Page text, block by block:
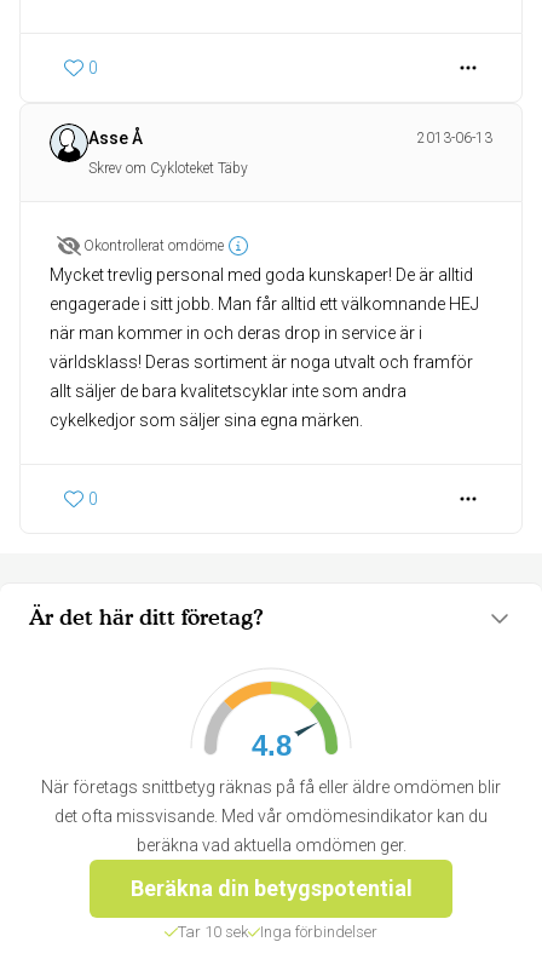
Är det här ditt företag?
4.8
När företags snittbetyg räknas på få eller äldre omdömen blir
det ofta missvisande. Med vår omdömesindikator kan du
beräkna vad aktuella omdömen ger.
Beräkna din betygspotential
Tar 10 sek Inga förbindelser
0
Asse Å
2013-06-13
Skrev om Cykloteket Täby
Okontrollerat omdöme
Mycket trevlig personal med goda kunskaper! De är alltid
engagerade i sitt jobb. Man får alltid ett välkomnande HEJ
när man kommer in och deras drop in service är i
världsklass! Deras sortiment är noga utvalt och framför
allt säljer de bara kvalitetscyklar inte som andra
cykelkedjor som säljer sina egna märken.
0